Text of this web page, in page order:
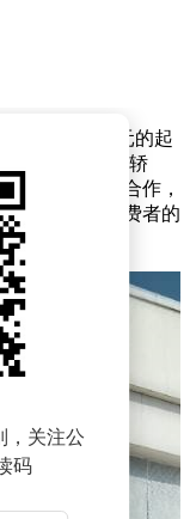
腾S以7.98万元的起
场积淀的A+级轿
石油的战略合作，
引发行业与消费者的
，关注公
码